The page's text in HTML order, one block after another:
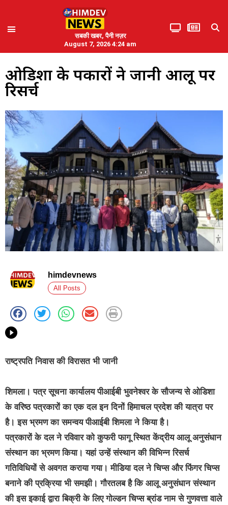
सबकी खबर, पैनी नज़र
August 7, 2026 4:24 am
ओडिशा के पत्रकारों ने जानी आलू पर
रिसर्च
himdevnews
All Posts
राष्ट्रपति निवास की विरासत भी जानी
शिमला। पत्र सूचना कार्यालय पीआईबी भुवनेश्वर के सौजन्य से ओडिशा
के वरिष्ठ पत्रकारों का एक दल इन दिनों हिमाचल प्रदेश की यात्रा पर
है। इस भ्रमण का समन्वय पीआईबी शिमला ने किया है।
पत्रकारों के दल ने रविवार को कुफरी फागू स्थित केंद्रीय आलू अनुसंधान
संस्थान का भ्रमण किया। यहां उन्हें संस्थान की विभिन्न रिसर्च
गतिविधियों से अवगत कराया गया। मीडिया दल ने चिप्स और फिंगर चिप्स
बनाने की प्रक्रिया भी समझी। गौरतलब है कि आलू अनुसंधान संस्थान
की इस इकाई द्वारा बिक्री के लिए गोल्डन चिप्स ब्रांड नाम से गुणवत्ता वाले